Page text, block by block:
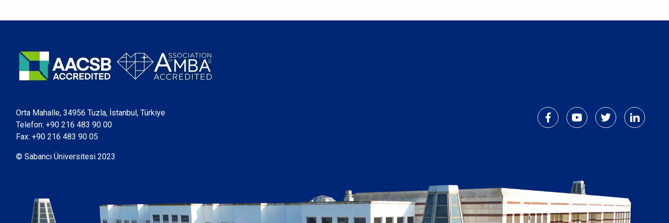
Orta Mahalle, 34956 Tuzla, İstanbul, Türkiye
Telefon: +90 216 483 90 00
Fax: +90 216 483 90 05
© Sabancı Üniversitesi 2023